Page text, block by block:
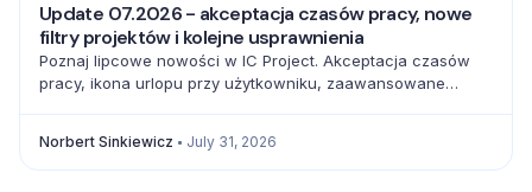
Update 07.2026 - akceptacja czasów pracy, nowe
filtry projektów i kolejne usprawnienia
Poznaj lipcowe nowości w IC Project. Akceptacja czasów
pracy, ikona urlopu przy użytkowniku, zaawansowane
Norbert Sinkiewicz July 31, 2026